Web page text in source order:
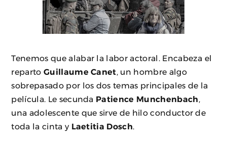
Tenemos que alabar la labor actoral. Encabeza el
reparto Guillaume Canet , un hombre algo
sobrepasado por los dos temas principales de la
película. Le secunda Patience Munchenbach
una adolescente que sirve de hilo conductor de
toda la cinta y Laetitia Dosch